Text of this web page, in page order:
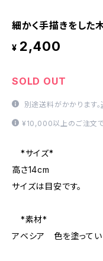
細かく手描きをした
¥ 2,400
SOLD OUT
別途送料がかかります。
¥10,000以上のご注文で
*サイズ*
高さ14cm
サイズは目安です。
*素材*
アベシア 色を塗ってい